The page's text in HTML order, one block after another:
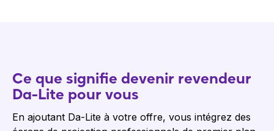
Ce que signifie devenir revendeur
Da-Lite pour vous
En ajoutant Da-Lite à votre offre, vous intégrez des